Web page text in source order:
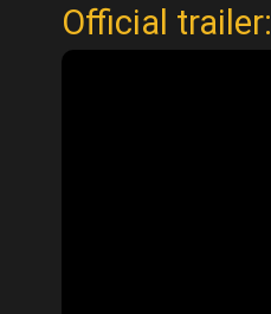
Official trailer: